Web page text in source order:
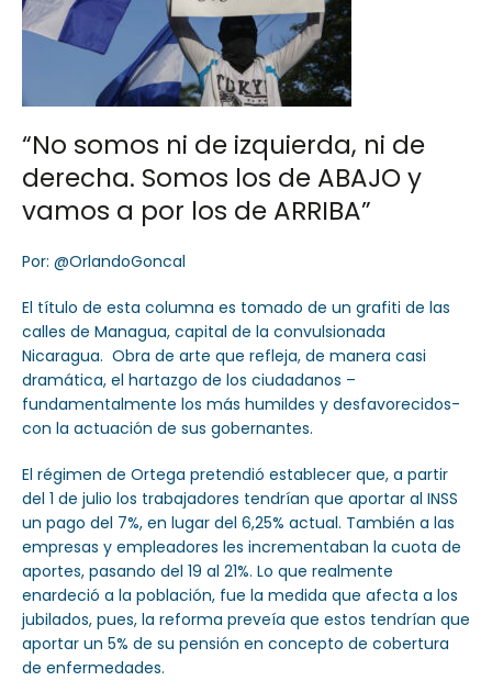
“No somos ni de izquierda, ni de
derecha. Somos los de ABAJO y
vamos a por los de ARRIBA”
Por: @OrlandoGoncal
El título de esta columna es tomado de un grafiti de las
calles de Managua, capital de la convulsionada
Nicaragua. Obra de arte que refleja, de manera casi
dramática, el hartazgo de los ciudadanos –
fundamentalmente los más humildes y desfavorecidos-
con la actuación de sus gobernantes.
El régimen de Ortega pretendió establecer que, a partir
del 1 de julio los trabajadores tendrían que aportar al INSS
un pago del 7%, en lugar del 6,25% actual. También a las
empresas y empleadores les incrementaban la cuota de
aportes, pasando del 19 al 21%. Lo que realmente
enardeció a la población, fue la medida que afecta a los
jubilados, pues, la reforma preveía que estos tendrían que
aportar un 5% de su pensión en concepto de cobertura
de enfermedades.